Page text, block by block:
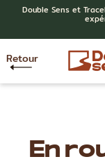
Double Sens et
Retour
En